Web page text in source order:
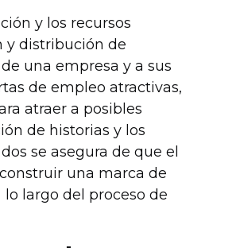
y los recursos
y distribución de
una empresa y a sus
de empleo atractivas,
atraer a posibles
de historias y los
se asegura de que el
una marca de
largo del proceso de